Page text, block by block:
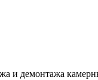
и демонтажа